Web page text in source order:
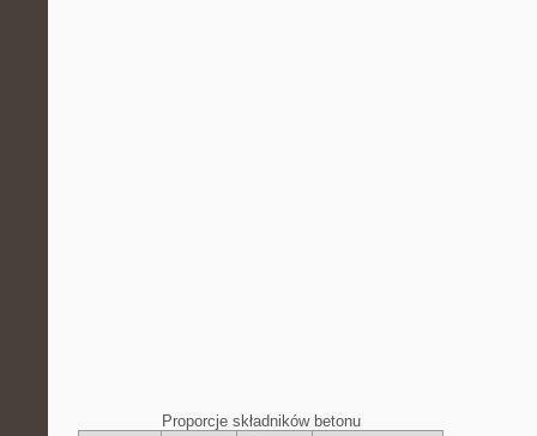
Proporcje składników betonu